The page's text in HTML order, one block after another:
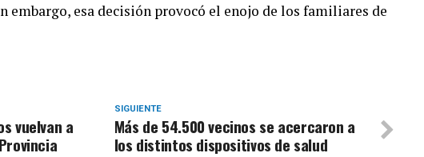
embargo, esa decisión provocó el enojo de los familiares de
SIGUIENTE
Más de 54.500 vecinos se acercaron a
los distintos dispositivos de salud
vuelvan a